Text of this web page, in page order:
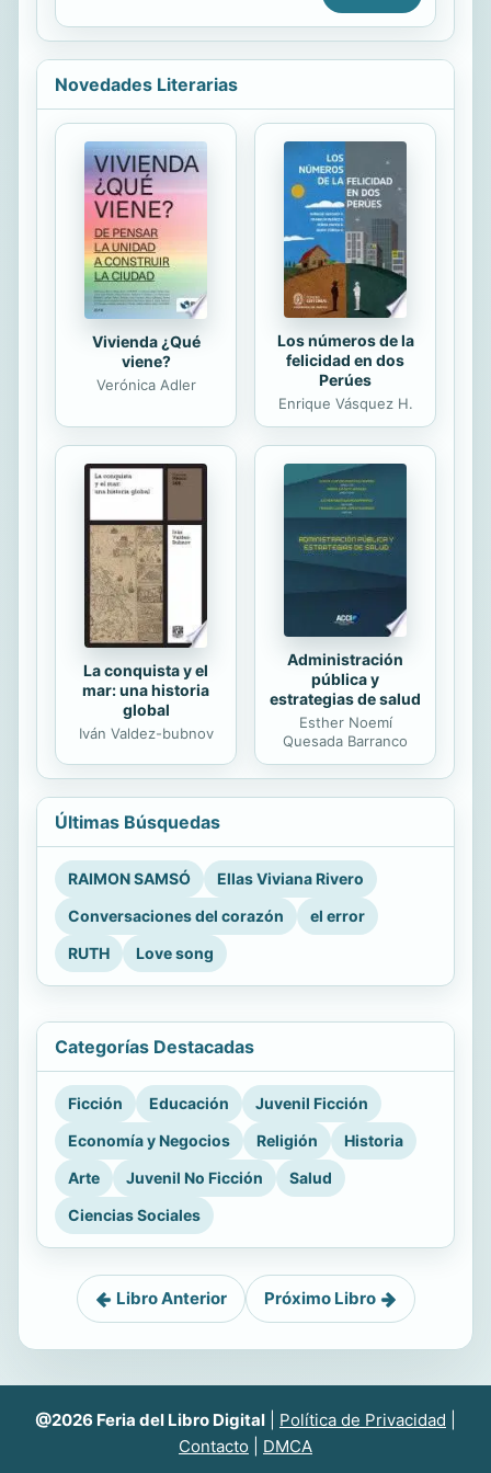
Novedades Literarias
Vivienda ¿Qué
viene?
Verónica Adler
Los números de la
felicidad en dos
Perúes
Enrique Vásquez H.
La conquista y el
mar: una historia
global
Iván Valdez-bubnov
Administración
pública y
estrategias de salud
Esther Noemí
Quesada Barranco
Últimas Búsquedas
RAIMON SAMSÓ
Ellas Viviana Rivero
Conversaciones del corazón
el error
RUTH
Love song
Categorías Destacadas
Ficción Educación
Juvenil Ficción
Economía y Negocios
Religión
Historia
Arte
Juvenil No Ficción
Salud
Ciencias Sociales
Libro Anterior Próximo Libro
@2026 Feria del Libro Digital Política de Privacidad
Contacto
DMCA